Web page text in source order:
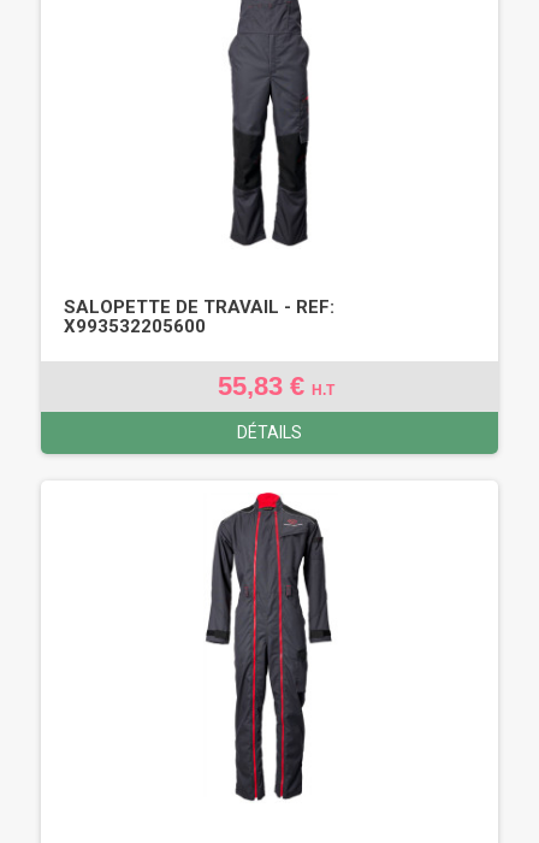
SALOPETTE DE TRAVAIL - REF:
X993532205600
55,83 € H.T
DÉTAILS